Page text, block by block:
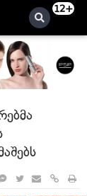
12+